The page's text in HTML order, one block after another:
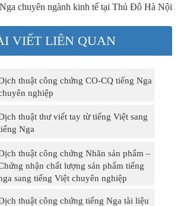
chuyên ngành kinh tế tại Thủ Đô Hà Nội
VIẾT LIÊN QUAN
thuật công chứng CO-CQ tiếng Nga
nghiệp
thuật thư viết tay từ tiếng Việt sang
Nga
thuật công chứng Nhãn sản phẩm –
nhận chất lượng sản phẩm tiếng
sang tiếng Việt chuyên nghiệp
thuật công chứng tiếng Nga tài liệu